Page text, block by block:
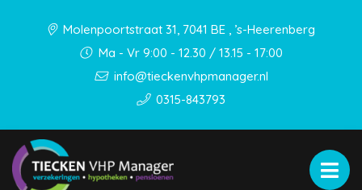
Molenpoortstraat 31, 7041 BE , ’s-Heerenberg
Ma - Vr 9:00 - 12.30 / 13.15 - 17:00
info@tieckenvhpmanager.nl
0315-843793